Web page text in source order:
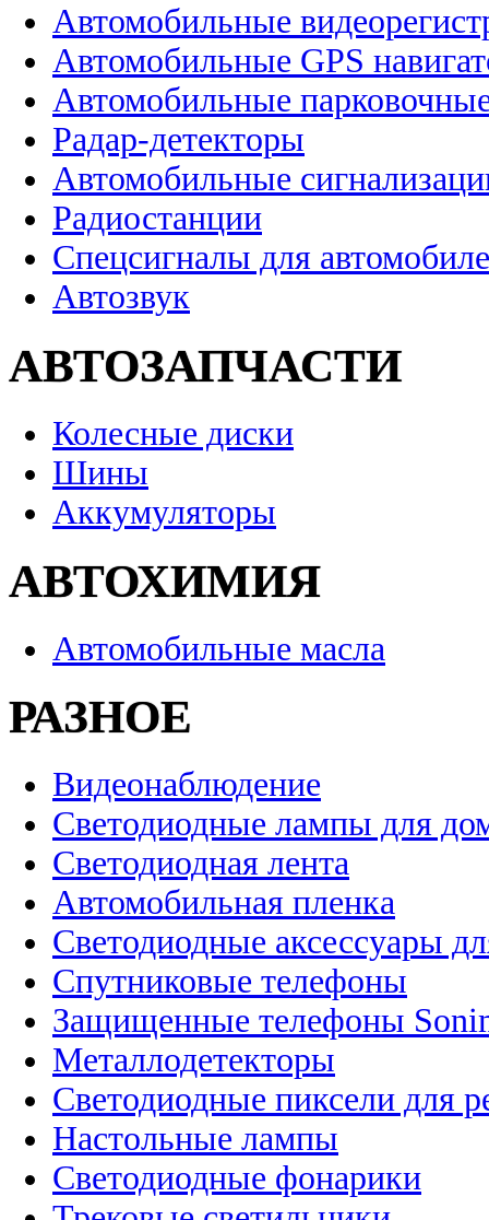
Автомобильные
Автомобильные GPS
Автомобильные
Радар-детекторы
Автомобильные
Радиостанции
Спецсигналы для
Автозвук
АВТОЗАПЧАСТИ
Колесные диски
Шины
Аккумуляторы
АВТОХИМИЯ
Автомобильные масла
РАЗНОЕ
Видеонаблюдение
Светодиодные лампы для
Светодиодная лента
Автомобильная пленка
Светодиодные аксессуары
Спутниковые телефоны
Защищенные телефоны
Металлодетекторы
Светодиодные пиксели для
Настольные лампы
Светодиодные фонарики